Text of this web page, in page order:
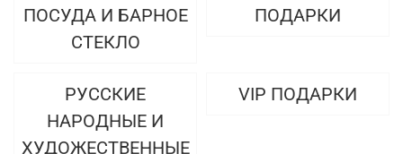
ПОСУДА И БАРНОЕ
СТЕКЛО
ПОДАРКИ
РУССКИЕ
НАРОДНЫЕ И
ХУДОЖЕСТВЕННЫЕ
VIP ПОДАРКИ